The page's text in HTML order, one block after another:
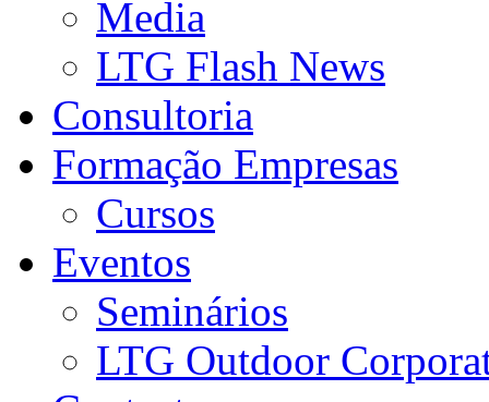
Media
LTG Flash News
Consultoria
Formação Empresas
Cursos
Eventos
Seminários
LTG Outdoor